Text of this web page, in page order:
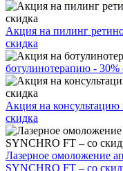
Акция на пилинг
скидка
ботулинотерапию - 30%
Акция на консультацию
скидка
Лазерное омоложение
SYNCHRO FT – со